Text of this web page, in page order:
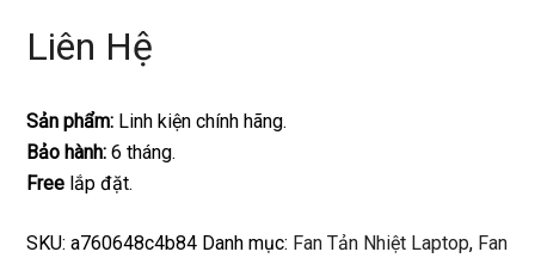
Liên Hệ
Sản phẩm: Linh kiện chính hãng.
Bảo hành: 6 tháng.
Free lắp đặt.
SKU:a760648c4b84 Danh mục: Fan Tản Nhiệt Laptop, Fan